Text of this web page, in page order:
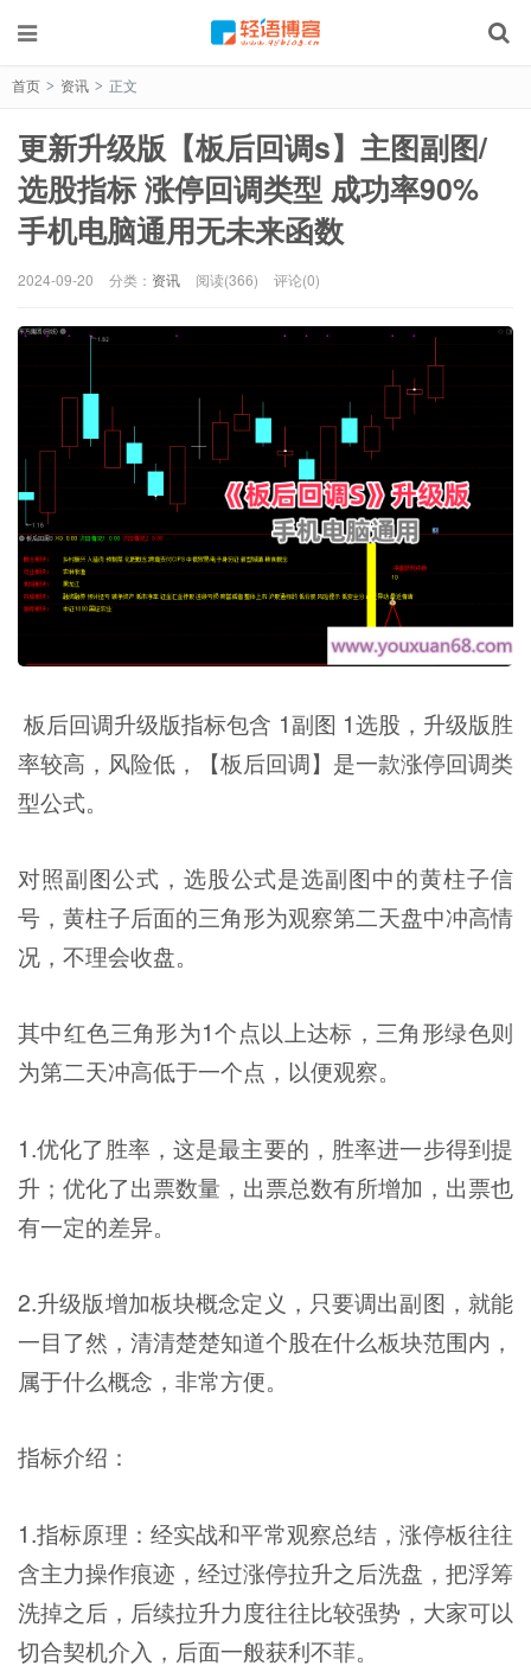
首页 > 资讯 > 正文
更新升级版【板后回调s】主图副图/
选股指标 涨停回调类型 成功率90%
手机电脑通用无未来函数
2024-09-20 分类： 资讯 阅读(366) 评论(0)
板后回调升级版指标包含 1副图 1选股，升级版胜
率较高，风险低，【板后回调】是一款涨停回调类
型公式。
对照副图公式，选股公式是选副图中的黄柱子信
号，黄柱子后面的三角形为观察第二天盘中冲高情
况，不理会收盘。
其中红色三角形为1个点以上达标，三角形绿色则
为第二天冲高低于一个点，以便观察。
1.优化了胜率，这是最主要的，胜率进一步得到提
升；优化了出票数量，出票总数有所增加，出票也
有一定的差异。
2.升级版增加板块概念定义，只要调出副图，就能
一目了然，清清楚楚知道个股在什么板块范围内，
属于什么概念，非常方便。
指标介绍：
1.指标原理：经实战和平常观察总结，涨停板往往
含主力操作痕迹，经过涨停拉升之后洗盘，把浮筹
洗掉之后，后续拉升力度往往比较强势，大家可以
切合契机介入，后面一般获利不菲。